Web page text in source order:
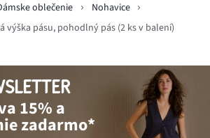
oblečenie
Nohavice
výška pásu, pohodlný pás (2 ks v balení)
15% a
zadarmo*